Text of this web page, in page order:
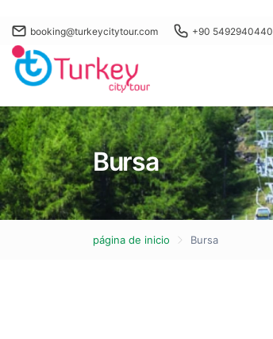
booking@turkeycitytour.com +90 5492940440
Bursa
página de inicio Bursa